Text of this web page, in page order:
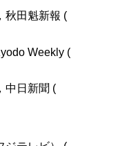
秋田魁新報 (
Weekly (
中日新聞 (